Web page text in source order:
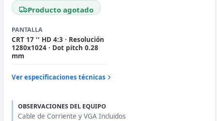
Producto agotado
PANTALLA
CRT 17 '' HD 4:3 · Resolución
1280x1024 · Dot pitch 0.28
mm
Ver especificaciones técnicas
OBSERVACIONES DEL EQUIPO
Cable de Corriente y VGA Incluidos